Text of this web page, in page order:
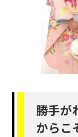
勝手が
からこ